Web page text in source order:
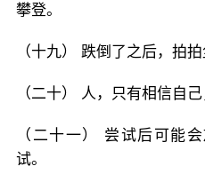
攀登。
（十九） 跌倒了之后，拍
（二十） 人，只有相信自
（二十一） 尝试后可能
试。